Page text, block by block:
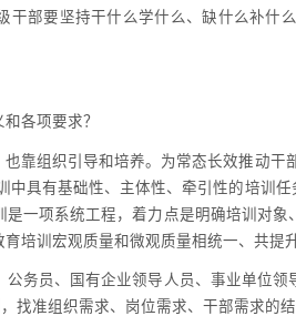
干部要坚持干什么学什么、缺什么补什
各项要求？
靠组织引导和培养。为常态长效推动
中具有基础性、主体性、牵引性的培训
一项系统工程，着力点是明确培训对
培训宏观质量和微观质量相统一、共提升
务员、国有企业领导人员、事业单位
找准组织需求、岗位需求、干部需求的